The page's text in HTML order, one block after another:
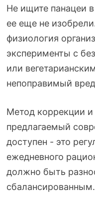
Не ищите панацеи
ее еще не
физиология
эксперименты с
или
непоправимый
Метод коррекции и
предлагаемый
доступен - это
ежедневного
должно быть
сбалансированным.